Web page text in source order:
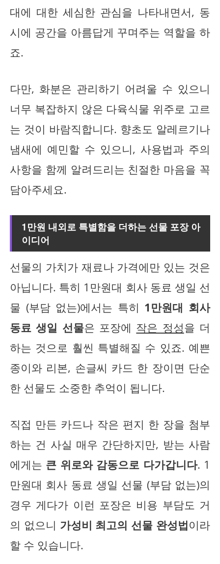
대에 대한 세심한 관심을 나타내면서, 동
시에 공간을 아름답게 꾸며주는 역할을 하
죠.
다만, 화분은 관리하기 어려울 수 있으니
너무 복잡하지 않은 다육식물 위주로 고르
는 것이 바람직합니다. 향초도 알레르기나
냄새에 예민할 수 있으니, 사용법과 주의
사항을 함께 알려드리는 친절한 마음을 꼭
담아주세요.
1만원 내외로 특별함을 더하는 선물 포장 아
이디어
선물의 가치가 재료나 가격에만 있는 것은
아닙니다. 특히 1만원대 회사 동료 생일 선
물 (부담 없는)에서는 특히 1만원대 회사
동료 생일 선물은 포장에 작은 정성을 더
하는 것으로 훨씬 특별해질 수 있죠. 예쁜
종이와 리본, 손글씨 카드 한 장이면 단순
한 선물도 소중한 추억이 됩니다.
직접 만든 카드나 작은 편지 한 장을 첨부
하는 건 사실 매우 간단하지만, 받는 사람
에게는 큰 위로와 감동으로 다가갑니다. 1
만원대 회사 동료 생일 선물 (부담 없는)의
경우 게다가 이런 포장은 비용 부담도 거
의 없으니 가성비 최고의 선물 완성법이라
할 수 있습니다.